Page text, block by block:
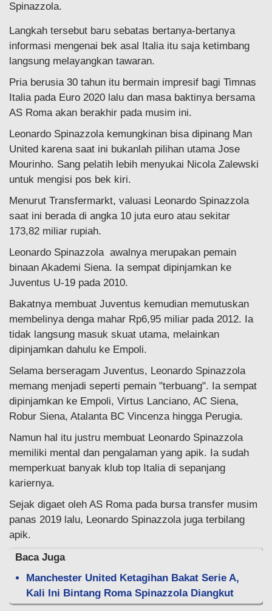
Spinazzola.
Langkah tersebut baru sebatas bertanya-bertanya
informasi mengenai bek asal Italia itu saja ketimbang
langsung melayangkan tawaran.
Pria berusia 30 tahun itu bermain impresif bagi Timnas
Italia pada Euro 2020 lalu dan masa baktinya bersama
AS Roma akan berakhir pada musim ini.
Leonardo Spinazzola kemungkinan bisa dipinang Man
United karena saat ini bukanlah pilihan utama Jose
Mourinho. Sang pelatih lebih menyukai Nicola Zalewski
untuk mengisi pos bek kiri.
Menurut Transfermarkt, valuasi Leonardo Spinazzola
saat ini berada di angka 10 juta euro atau sekitar
173,82 miliar rupiah.
Leonardo Spinazzola awalnya merupakan pemain
binaan Akademi Siena. Ia sempat dipinjamkan ke
Juventus U-19 pada 2010.
Bakatnya membuat Juventus kemudian memutuskan
membelinya denga mahar Rp6,95 miliar pada 2012. Ia
tidak langsung masuk skuat utama, melainkan
dipinjamkan dahulu ke Empoli.
Selama berseragam Juventus, Leonardo Spinazzola
memang menjadi seperti pemain "terbuang". Ia sempat
dipinjamkan ke Empoli, Virtus Lanciano, AC Siena,
Robur Siena, Atalanta BC Vincenza hingga Perugia.
Namun hal itu justru membuat Leonardo Spinazzola
memiliki mental dan pengalaman yang apik. Ia sudah
memperkuat banyak klub top Italia di sepanjang
kariernya.
Sejak digaet oleh AS Roma pada bursa transfer musim
panas 2019 lalu, Leonardo Spinazzola juga terbilang
apik.
Baca Juga
Manchester United Ketagihan Bakat Serie A,
Kali Ini Bintang Roma Spinazzola Diangkut